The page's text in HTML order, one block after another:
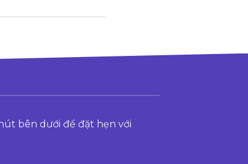
bên dưới để đặt hẹn với